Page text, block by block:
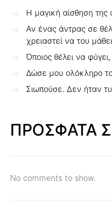
Η μαγική αίσθηση της
Αν ένας άντρας σε
χρειαστεί να του
Όποιος θέλει να
Δώσε μου ολόκληρο
Σιωπούσε. Δεν ήταν
ΠΡΟΣΦΑΤΑ
No comments to show.